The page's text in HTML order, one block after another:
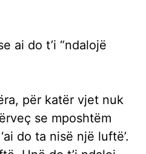
ai do t’i “ndalojë
për katër vjet nuk
se mposhtëm
do ta nisë një luftë’.